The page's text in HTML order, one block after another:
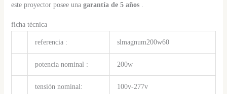
este proyector posee unagarantía de 5 años.
ficha técnica
referencia : slmagnum200w60
potencia nominal : 200w
tensión nominal: 100v-277v